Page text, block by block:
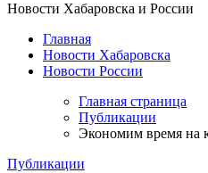
Новости Хабаровска и России
Главная
Новости Хабаровска
Новости России
Главная страница
Публикации
Экономим время на
Публикации